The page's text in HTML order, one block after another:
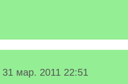
31 мар. 2011 22:51